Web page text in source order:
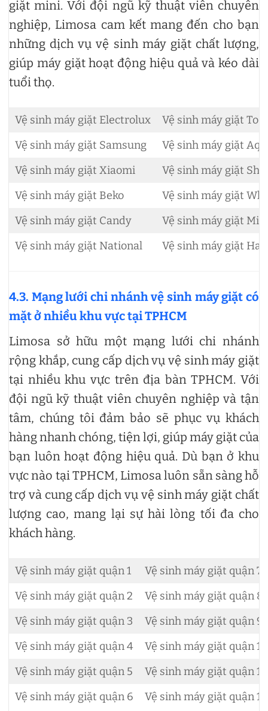
giặt mini. Với đội ngũ kỹ thuật viên chuyên
nghiệp, Limosa cam kết mang đến cho bạn
những dịch vụ vệ sinh máy giặt chất lượng,
giúp máy giặt hoạt động hiệu quả và kéo dài
tuổi thọ.
Vệ sinh máy giặt Electrolux
Vệ sinh máy giặt
Vệ sinh máy giặt Samsung
Vệ sinh máy giặt
Vệ sinh máy giặt Xiaomi
Vệ sinh máy giặt
Vệ sinh máy giặt Beko
Vệ sinh máy giặt
Vệ sinh máy giặt Candy
Vệ sinh máy giặt
Vệ sinh máy giặt National
Vệ sinh máy giặt
4.3. Mạng lưới chi nhánh vệ sinh máy giặt có
mặt ở nhiều khu vực tại TPHCM
Limosa sở hữu một mạng lưới chi nhánh
rộng khắp, cung cấp dịch vụ vệ sinh máy giặt
tại nhiều khu vực trên địa bàn TPHCM. Với
đội ngũ kỹ thuật viên chuyên nghiệp và tận
tâm, chúng tôi đảm bảo sẽ phục vụ khách
hàng nhanh chóng, tiện lợi, giúp máy giặt của
bạn luôn hoạt động hiệu quả. Dù bạn ở khu
vực nào tại TPHCM, Limosa luôn sẵn sàng hỗ
trợ và cung cấp dịch vụ vệ sinh máy giặt chất
lượng cao, mang lại sự hài lòng tối đa cho
khách hàng.
Vệ sinh máy giặt quận 1
Vệ sinh máy giặt quận 7
Vệ sinh máy giặt quận 2
Vệ sinh máy giặt quận 8
Vệ sinh máy giặt quận 3
Vệ sinh máy giặt quận 9
Vệ sinh máy giặt quận 4
Vệ sinh máy giặt quận 10
Vệ sinh máy giặt quận 5
Vệ sinh máy giặt quận 11
Vệ sinh máy giặt quận 6
Vệ sinh máy giặt quận 12